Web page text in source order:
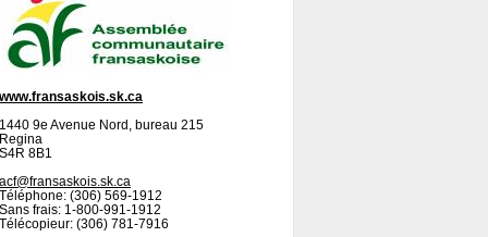
www.fransaskois.sk.ca
1440 9e Avenue Nord, bureau 215
Regina
S4R 8B1
acf@fransaskois.sk.ca
Téléphone: (306) 569-1912
Sans frais: 1-800-991-1912
Télécopieur: (306) 781-7916